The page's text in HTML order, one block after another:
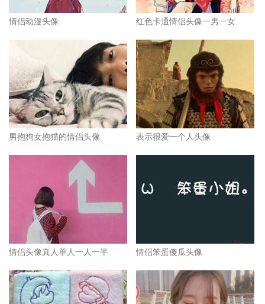
情侣动漫头像 红色卡通情侣头像一男一女
男抱狗女抱猫的情侣头像 表示很爱一个人头像
情侣头像真人单人一人一半 情侣笨蛋傻瓜头像